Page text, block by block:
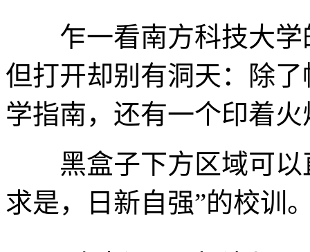
乍一看南方科技大学
但打开却别有洞天：除
学指南，还有一个印着
黑盒子下方区域可以
求是，日新自强”的校训